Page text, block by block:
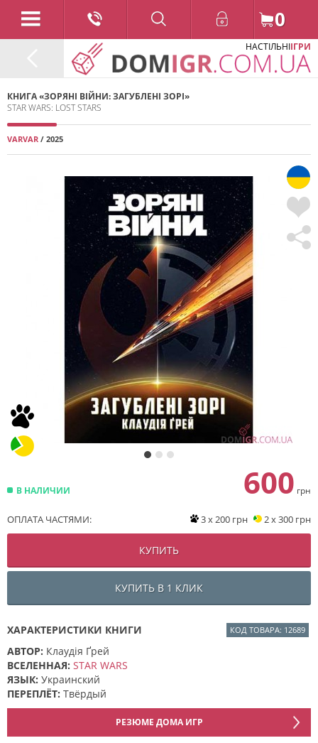
0
НАСТІЛЬНІІГРИ
КНИГА «ЗОРЯНІ ВІЙНИ: ЗАГУБЛЕНІ ЗОРІ»
STAR WARS: LOST STARS
VARVAR / 2025
В НАЛИЧИИ 600 грн
ОПЛАТА ЧАСТЯМИ: 3 x 200 грн 2 x 300 грн
КУПИТЬ
КУПИТЬ В 1 КЛИК
ХАРАКТЕРИСТИКИ КНИГИ КОД ТОВАРА: 12689
АВТОР: Клаудія Ґрей
ВСЕЛЕННАЯ: STAR WARS
ЯЗЫК: Украинский
ПЕРЕПЛЁТ: Твёрдый
РЕЗЮМЕ ДОМА ИГР